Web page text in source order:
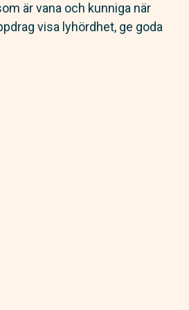
är vana och kunniga när
visa lyhördhet, ge goda